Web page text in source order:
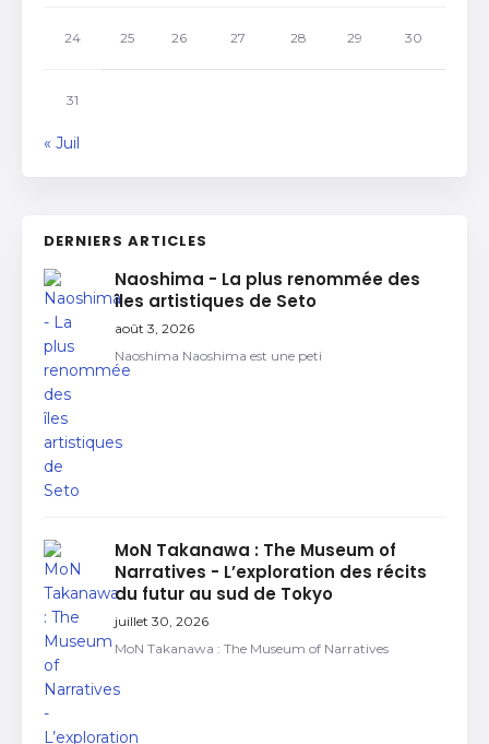
24 25 26 27 28 29 30
31
« Juil
DERNIERS ARTICLES
Naoshima - La plus renommée des
îles artistiques de Seto
août 3, 2026
Naoshima Naoshima est une peti
MoN Takanawa : The Museum of
Narratives - L’exploration des récits
du futur au sud de Tokyo
juillet 30, 2026
MoN Takanawa : The Museum of Narratives